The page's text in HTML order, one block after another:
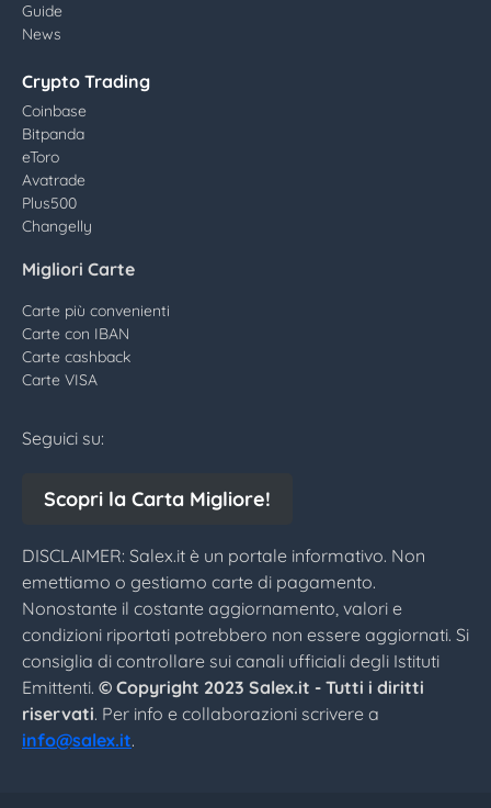
Guide
News
Crypto Trading
Coinbase
Bitpanda
eToro
Avatrade
Plus500
Changelly
Migliori Carte
Carte più convenienti
Carte con IBAN
Carte cashback
Carte VISA
Seguici su:
Scopri la Carta Migliore!
DISCLAIMER: Salex.it è un portale informativo. Non
emettiamo o gestiamo carte di pagamento.
Nonostante il costante aggiornamento, valori e
condizioni riportati potrebbero non essere aggiornati. Si
consiglia di controllare sui canali ufficiali degli Istituti
Emittenti. © Copyright 2023 Salex.it - Tutti i diritti
riservati. Per info e collaborazioni scrivere a
info@salex.it.